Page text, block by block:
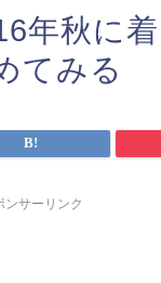
年秋に
てみる
ンサーリンク